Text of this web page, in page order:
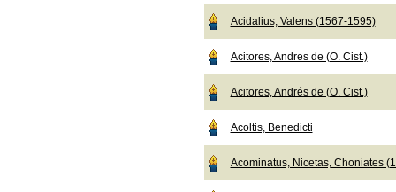
Acidalius, Valens (1567-1595)
Acitores, Andres de (O. Cist.)
Acitores, Andrés de (O. Cist.)
Acoltis, Benedicti
Acominatus, Nicetas, Choniates